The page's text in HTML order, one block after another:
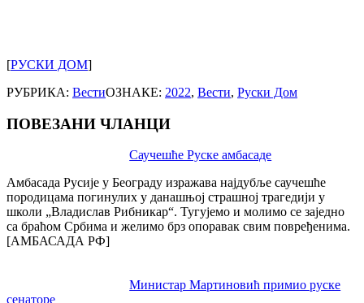
[РУСКИ ДОМ]
РУБРИКА: ВестиОЗНАКЕ: 2022, Вести, Руски Дом
ПОВЕЗАНИ ЧЛАНЦИ
Саучешће Руске амбасаде
Амбасада Русије у Београду изражава најдубље саучешће
породицама погинулих у данашњој страшној трагедији у
школи „Владислав Рибникар“. Тугујемо и молимо се заједно
са браћом Србима и желимо брз опоравак свим повређенима.
[АМБАСАДА РФ]
Министар Мартиновић примио руске
сенаторе
navigation